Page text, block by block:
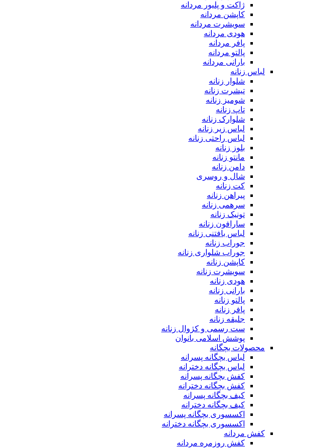
ژاکت و پلیور مردانه
کاپشن مردانه
سویشرت مردانه
هودی مردانه
پافر مردانه
پالتو مردانه
بارانی مردانه
لباس زنانه
شلوار زنانه
تیشرت زنانه
شومیز زنانه
تاپ زنانه
شلوارک زنانه
لباس زیر زنانه
لباس راحتی زنانه
بلوز زنانه
مانتو زنانه
دامن زنانه
شال و روسری
کت زنانه
پیراهن زنانه
سرهمی زنانه
تونیک زنانه
سارافون زنانه
لباس بافتنی زنانه
جوراب زنانه
جوراب شلواری زنانه
کاپشن زنانه
سویشرت زنانه
هودی زنانه
بارانی زنانه
پالتو زنانه
پافر زنانه
جلیقه زنانه
ست رسمی و کژوال زنانه
پوشش اسلامی بانوان
محصولات بچگانه
لباس بچگانه پسرانه
لباس بچگانه دخترانه
کفش بچگانه پسرانه
کفش بچگانه دخترانه
کیف بچگانه پسرانه
کیف بچگانه دخترانه
اکسسوری بچگانه پسرانه
اکسسوری بچگانه دخترانه
کفش مردانه
کفش روزمره مردانه